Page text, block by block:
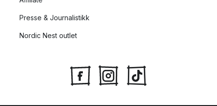
Presse & Journalistikk
Nordic Nest outlet